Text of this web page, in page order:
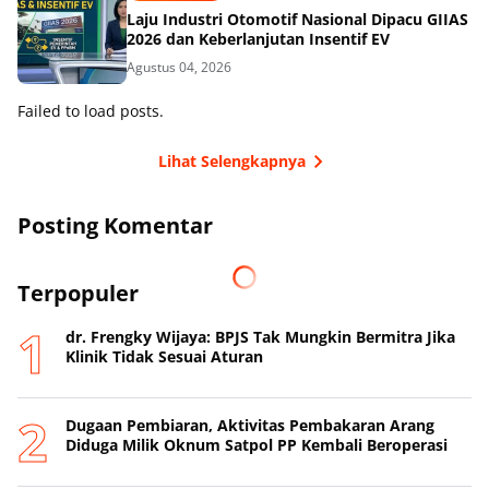
Laju Industri Otomotif Nasional Dipacu GIIAS
2026 dan Keberlanjutan Insentif EV
Agustus 04, 2026
Failed to load posts.
Lihat Selengkapnya
Posting Komentar
Terpopuler
dr. Frengky Wijaya: BPJS Tak Mungkin Bermitra Jika
Klinik Tidak Sesuai Aturan
Dugaan Pembiaran, Aktivitas Pembakaran Arang
Diduga Milik Oknum Satpol PP Kembali Beroperasi